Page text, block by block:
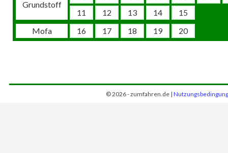
Grundstoff
11
12 13 14
15
Mofa
16 17 18 19 20
© 2026 - zumfahren.de |